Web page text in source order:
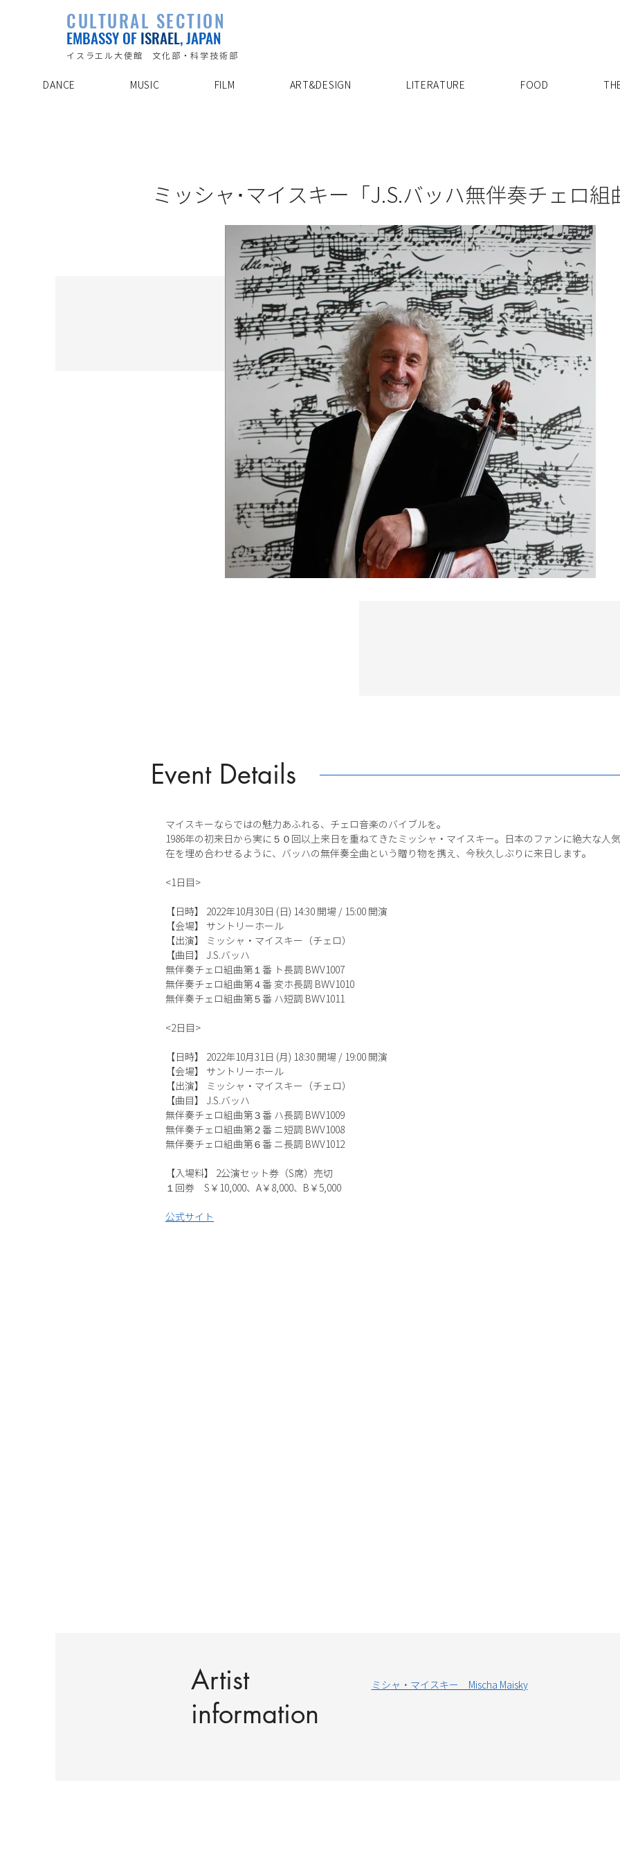
SPECIAL PROJECT
ABOUT US
CONTACT
CULTURAL SECTION
EMBASSY OFISRAEL, JAPAN
イスラエル大使館 文化部・科学技術部
DANCE MUSIC FILM ART&DESIGN LITERATURE FOOD
ミッシャ･マイスキー「J.S.バッハ無伴奏チェロ組
Event Details
マイスキーならではの魅力あふれる、チェロ音楽のバイブルを。
1986年の初来日から実に５０回以上来日を重ねてきたミッシャ・マイスキー。日本のファンに絶大な人
在を埋め合わせるように、バッハの無伴奏全曲という贈り物を携え、今秋久しぶりに来日します。
<1日目>
【日時】 2022年10月30日 (日) 14:30 開場 / 15:00 開演
【会場】 サントリーホール
【出演】 ミッシャ・マイスキー（チェロ）
【曲目】 J.S.バッハ
無伴奏チェロ組曲第１番 ト長調 BWV1007
無伴奏チェロ組曲第４番 変ホ長調 BWV1010
無伴奏チェロ組曲第５番 ハ短調 BWV1011
<2日目>
【日時】 2022年10月31日 (月) 18:30 開場 / 19:00 開演
【会場】 サントリーホール
【出演】 ミッシャ・マイスキー（チェロ）
【曲目】 J.S.バッハ
無伴奏チェロ組曲第３番 ハ長調 BWV1009
無伴奏チェロ組曲第２番 ニ短調 BWV1008
無伴奏チェロ組曲第６番 ニ長調 BWV1012
【入場料】 2公演セット券（S席）売切
１回券 S￥10,000、A￥8,000、B￥5,000
公式サイト
Artist
information
ミシャ・マイスキー Mischa Maisky